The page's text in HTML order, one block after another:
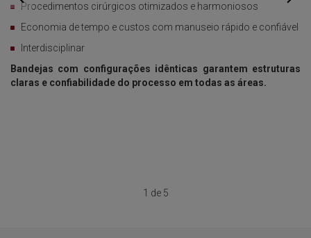
Procedimentos cirúrgicos otimizados e harmoniosos
Economia de tempo e custos com manuseio rápido e confiável
Interdisciplinar
Bandejas com configurações idênticas garantem estruturas
claras e confiabilidade do processo em todas as áreas.
1 de 5